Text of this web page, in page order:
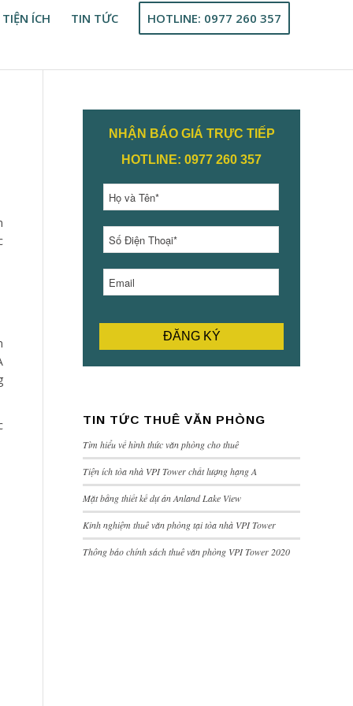
ÍCH TIN TỨC HOTLINE: 0977 260 357
NHẬN BÁO GIÁ TRỰC TIẾP
HOTLINE: 0977 260 357
TIN TỨC THUÊ VĂN PHÒNG
Tìm hiểu về hình thức văn phòng cho thuê
Tiện ích tòa nhà VPI Tower chất lượng hạng A
Mặt bằng thiết kế dự án Anland Lake View
Kinh nghiệm thuê văn phòng tại tòa nhà VPI Tower
Thông báo chính sách thuê văn phòng VPI Tower 2020